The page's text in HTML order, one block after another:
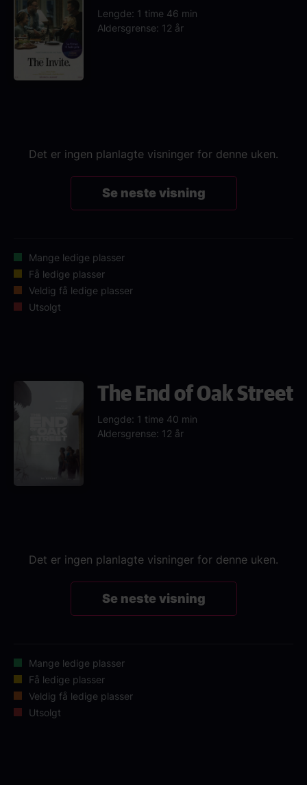
Lengde: 1 time 46 min
Aldersgrense: 12 år
Det er ingen planlagte visninger for denne uken.
Se neste visning
Mange ledige plasser
Få ledige plasser
Veldig få ledige plasser
Utsolgt
The End of Oak Street
Lengde: 1 time 40 min
Aldersgrense: 12 år
Det er ingen planlagte visninger for denne uken.
Se neste visning
Mange ledige plasser
Få ledige plasser
Veldig få ledige plasser
Utsolgt